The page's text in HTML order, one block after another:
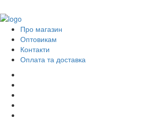
Про магазин
Оптовикам
Контакти
Оплата та доставка